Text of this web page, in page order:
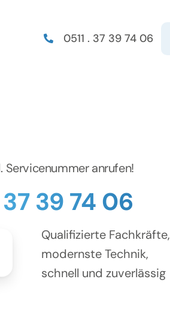
0511 . 37 39 74 06
Servicenummer anrufen!
37 39 74 06
Qualifizierte Fachkräfte,
modernste Technik,
schnell und zuverlässig